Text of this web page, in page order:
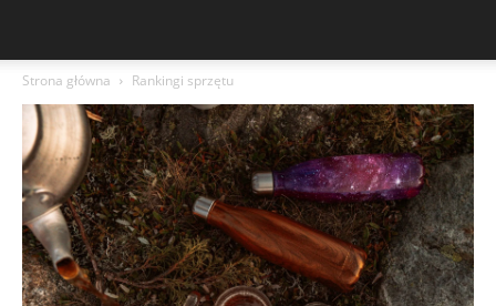
Strona główna Rankingi sprzętu